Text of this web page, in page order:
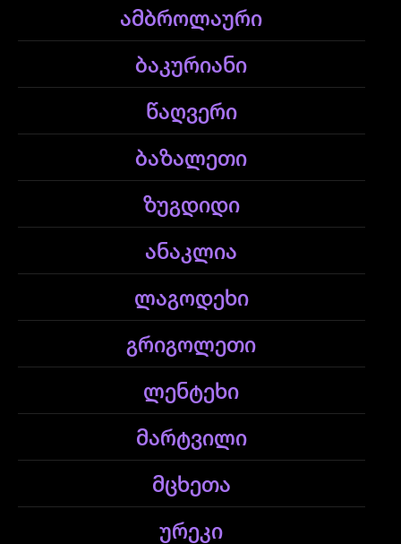
ამბროლაური
ბაკურიანი
წაღვერი
ბაზალეთი
ზუგდიდი
ანაკლია
ლაგოდეხი
გრიგოლეთი
ლენტეხი
მარტვილი
მცხეთა
ურეკი